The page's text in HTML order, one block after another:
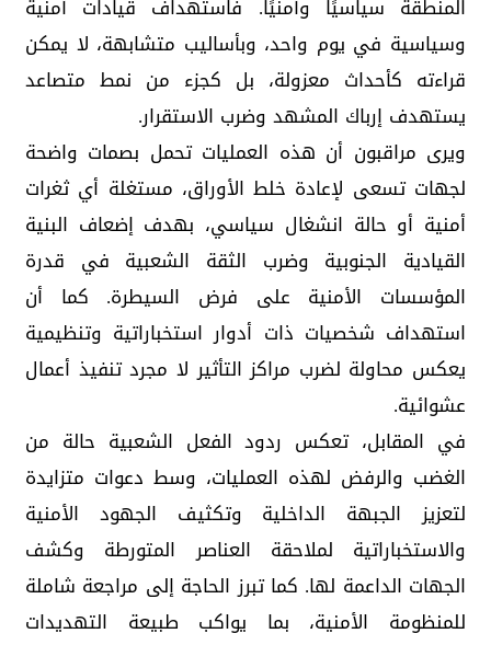
المنطقة سياسيًا وأمنيًا. فاستهداف قيادات أمنية
وسياسية في يوم واحد، وبأساليب متشابهة، لا يمكن
قراءته كأحداث معزولة، بل كجزء من نمط متصاعد
يستهدف إرباك المشهد وضرب الاستقرار.
ويرى مراقبون أن هذه العمليات تحمل بصمات واضحة
لجهات تسعى لإعادة خلط الأوراق، مستغلة أي ثغرات
أمنية أو حالة انشغال سياسي، بهدف إضعاف البنية
القيادية الجنوبية وضرب الثقة الشعبية في قدرة
المؤسسات الأمنية على فرض السيطرة. كما أن
استهداف شخصيات ذات أدوار استخباراتية وتنظيمية
يعكس محاولة لضرب مراكز التأثير لا مجرد تنفيذ أعمال
عشوائية.
في المقابل، تعكس ردود الفعل الشعبية حالة من
الغضب والرفض لهذه العمليات، وسط دعوات متزايدة
لتعزيز الجبهة الداخلية وتكثيف الجهود الأمنية
والاستخباراتية لملاحقة العناصر المتورطة وكشف
الجهات الداعمة لها. كما تبرز الحاجة إلى مراجعة شاملة
للمنظومة الأمنية، بما يواكب طبيعة التهديدات